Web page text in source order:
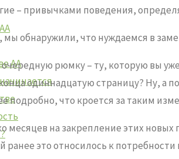
АА
– привычками поведения,
мы обнаружили, что нуждаемся в
рюмку – ту, которую вы
одиннадцатую страницу? Ну, а
подробно, что кроется за таким
месяцев на закрепление этих
это относилось к